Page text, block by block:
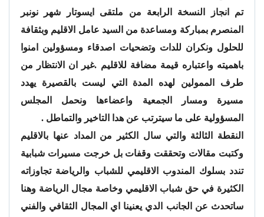
تم انجاز النسخة الرابعة من ملتقى ايسوتار شهر نونبر
المنصرم بمباركة ومساعدة من السيد عامل الاقليم وبثقافة
للحلول ونكران للدات وتضحيات اصدقاء ومسؤولين امنوا
باهميته واعتباره قيمة مضافة للاقليم .غير ان الانتظار من
طرف الممولين لهده المدة التي ليست بالقصيرة يهدد
مسيرة ومسار الجمعية واعضاءها ونحمل المجلس
المسؤولية على ما سيترتب عن هدا التاخير والتماطل .
النقطة الثالثة والتي سال الكثير من المداد عنها بالاقليم
وكتبت مقالات وتحققت وقفات بل خرجت مسيرات شبابية
تندد بسلوك المندوب الاقليمي للشباب والرياضة تجاوزاته
الكثيرة في حق شباب الاقليمي وخاصة مجال الرياضة وهنا
ساتحدث عن الجانب الدي يعنينا اي المجال الثقافي والفني